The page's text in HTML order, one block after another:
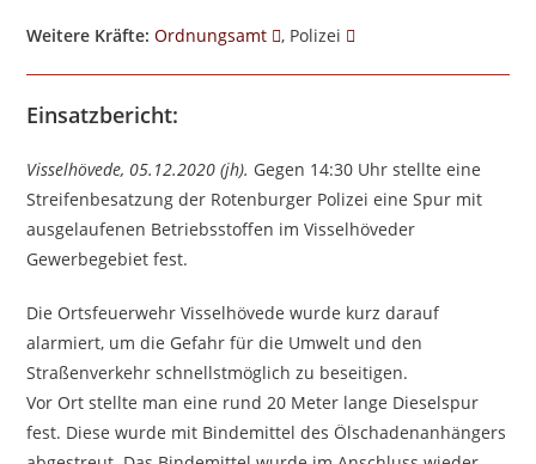
Weitere Kräfte: Ordnungsamt , Polizei
Einsatzbericht:
Visselhövede, 05.12.2020 (jh). Gegen 14:30 Uhr stellte eine
Streifenbesatzung der Rotenburger Polizei eine Spur mit
ausgelaufenen Betriebsstoffen im Visselhöveder
Gewerbegebiet fest.
Die Ortsfeuerwehr Visselhövede wurde kurz darauf
alarmiert, um die Gefahr für die Umwelt und den
Straßenverkehr schnellstmöglich zu beseitigen.
Vor Ort stellte man eine rund 20 Meter lange Dieselspur
fest. Diese wurde mit Bindemittel des Ölschadenanhängers